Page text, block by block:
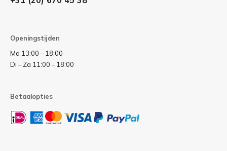
Openingstijden
Ma 13:00 – 18:00
Di – Za 11:00 – 18:00
Betaalopties